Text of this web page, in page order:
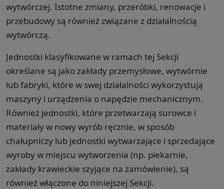
wytwórczej. Istotne zmiany, przeróbki, renowacje i
przebudowy są również związane z działalnością
wytwórczą.
Jednostki klasyfikowane w ramach tej Sekcji
określane są jako zakłady przemysłowe, wytwórnie
lub fabryki, które w swej działalności wykorzystują
maszyny i urządzenia o napędzie mechanicznym.
Również jednostki, które przetwarzają surowce i
materiały w nowy wyrób ręcznie, w sposób
chałupniczy lub jednostki wytwarzające i sprzedające
wyroby w miejscu wytworzenia (np. piekarnie,
zakłady krawieckie szyjące na zamówienie), są
również włączone do niniejszej Sekcji.